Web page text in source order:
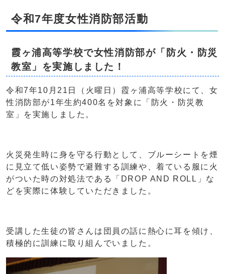
令和7年度女性消防部活動
霞ヶ浦高等学校で女性消防部が「防火・防災
教室」を実施しました！
令和7年10月21日（火曜日）霞ヶ浦高等学校にて、女
性消防部が1年生約400名を対象に「防火・防災教
室」を実施しました。
火災発生時に身を守る行動として、ブルーシートを煙
に見立て低い姿勢で避難する訓練や、着ている服に火
がついた時の対処法である「DROP AND ROLL」な
どを実際に体験していただきました。
受講した生徒の皆さんは団員の話に熱心に耳を傾け、
積極的に訓練に取り組んでいました。